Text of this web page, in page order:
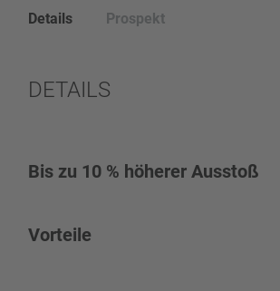
Details Prospekt
DETAILS
Bis zu 10 % höherer Ausstoß
Produktparameter für prozesssicheren
Vorteile